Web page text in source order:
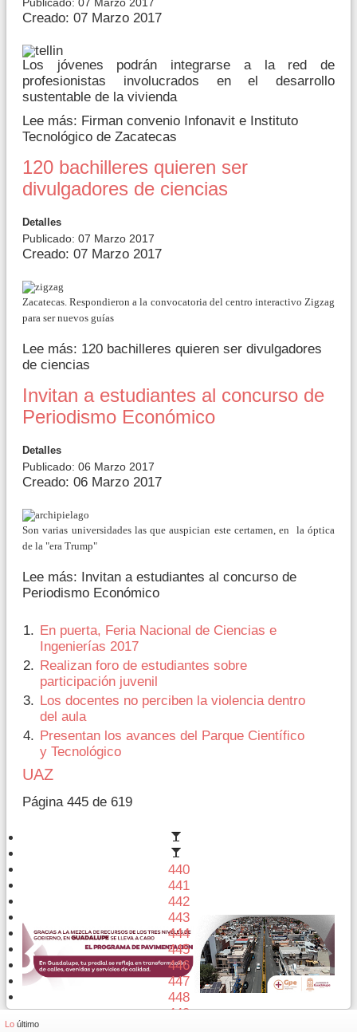
Creado: 07 Marzo 2017
Los jóvenes podrán integrarse a la red de
profesionistas involucrados en el desarrollo
sustentable de la vivienda
Lee más: Firman convenio Infonavit e Instituto
Tecnológico de Zacatecas
120 bachilleres quieren ser
divulgadores de ciencias
Detalles
Publicado: 07 Marzo 2017
Creado: 07 Marzo 2017
Zacatecas. Respondieron a la convocatoria del centro interactivo Zigzag
para ser nuevos guías
Lee más: 120 bachilleres quieren ser divulgadores
de ciencias
Invitan a estudiantes al concurso de
Periodismo Económico
Detalles
Publicado: 06 Marzo 2017
Creado: 06 Marzo 2017
Son varias universidades las que auspician este certamen, en la óptica
de la "era Trump"
Lee más: Invitan a estudiantes al concurso de
Periodismo Económico
En puerta, Feria Nacional de Ciencias e
Ingenierías 2017
Realizan foro de estudiantes sobre
participación juvenil
Los docentes no perciben la violencia dentro
del aula
Presentan los avances del Parque Científico
y Tecnológico
UAZ
Página 445 de 619
440
441
442
443
444
445
446
447
448
449
Lo último